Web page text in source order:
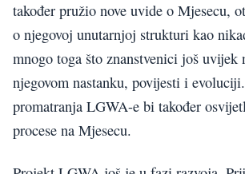
također pružio nove uvide o Mjesecu,
o njegovoj unutarnjoj strukturi kao
mnogo toga što znanstvenici još uvijek
njegovom nastanku, povijesti i
promatranja LGWA-e bi također
procese na Mjesecu.